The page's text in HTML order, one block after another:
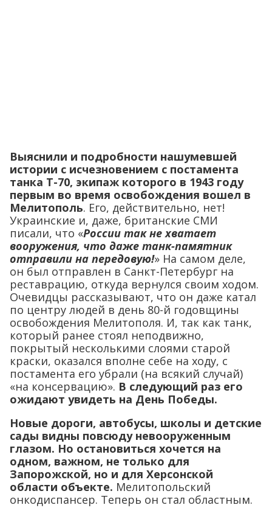
Выяснили и подробности нашумевшей
истории с исчезновением с постамента
танка Т-70, экипаж которого в 1943 году
первым во время освобождения вошел в
Мелитополь. Его, действительно, нет!
Украинские и, даже, британские СМИ
писали, что «России так не хватает
вооружения, что даже танк-памятник
отправили на передовую!» На самом деле,
он был отправлен в Санкт-Петербург на
реставрацию, откуда вернулся своим ходом.
Очевидцы рассказывают, что он даже катал
по центру людей в день 80-й годовщины
освобождения Мелитополя. И, так как танк,
который ранее стоял неподвижно,
покрытый несколькими слоями старой
краски, оказался вполне себе на ходу, с
постамента его убрали (на всякий случай)
«на консервацию». В следующий раз его
ожидают увидеть на День Победы.
Новые дороги, автобусы, школы и детские
сады видны повсюду невооруженным
глазом. Но остановиться хочется на
одном, важном, не только для
Запорожской, но и для Херсонской
области объекте. Мелитопольский
онкодиспансер. Теперь он стал областным.